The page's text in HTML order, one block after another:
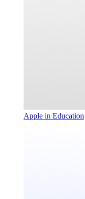
Apple in Education